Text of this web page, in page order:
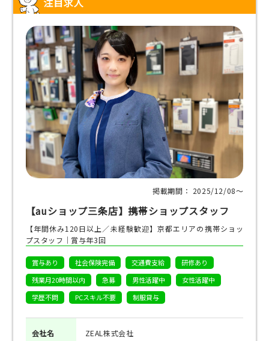
掲載期間： 2025/12/08〜
【auショップ三条店】携帯ショップスタッフ
【年間休み120日以上／未経験歓迎】京都エリアの携帯ショッ
プスタッフ｜賞与年3回
賞与あり 社会保険完備 交通費支給
研修あり
残業月20時間以内
急募 男性活躍中
女性活躍中
学歴不問
PCスキル不要 制服貸与
会社名 ZEAL株式会社